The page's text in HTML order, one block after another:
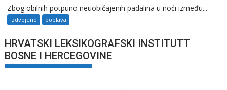
Zbog obilnih potpuno neuobičajenih padalina u noći između...
Izdvojeno poplava
HRVATSKI LEKSIKOGRAFSKI INSTITUTT
BOSNE I HERCEGOVINE